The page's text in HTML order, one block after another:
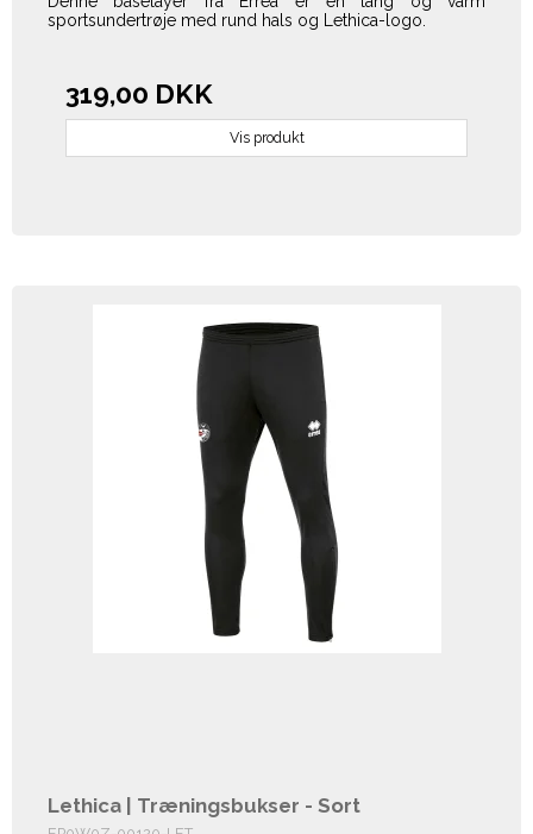
sportsundertrøje med rund hals og Lethica-logo.
319,00 DKK
Vis produkt
Lethica | Træningsbukser - Sort